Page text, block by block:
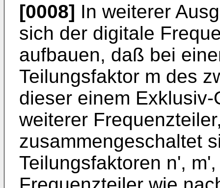
[0008] In weiterer
sich der digitale
aufbauen, daß bei
Teilungsfaktor m des
dieser einem
weiterer
zusammengeschaltet
Teilungsfaktoren n',